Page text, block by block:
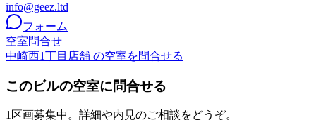
info@geez.ltd
フォーム
空室問合せ
中崎西1丁目店舗 の空室を問合せる
このビルの空室に問合せる
1区画募集中。詳細や内見のご相談をどうぞ。